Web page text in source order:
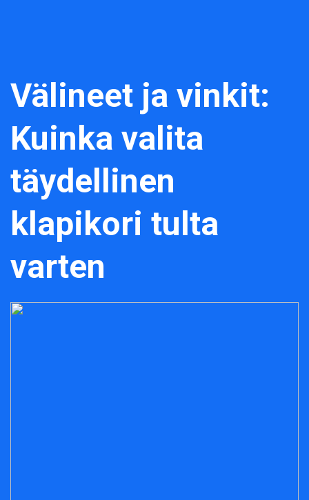
Välineet ja vinkit:
Kuinka valita
täydellinen
klapikori tulta
varten